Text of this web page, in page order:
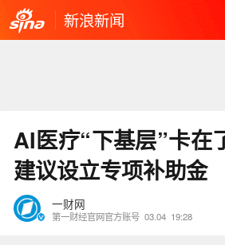
新浪新闻
AI医疗“下基层”卡在
建议设立专项补助金
一财网
第一财经官网官方账号 03.04 19:28